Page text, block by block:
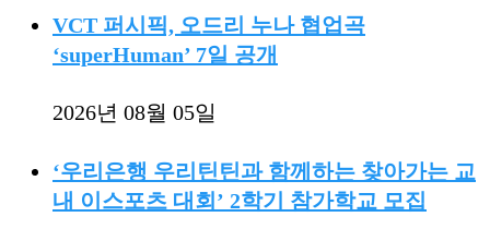
VCT 퍼시픽, 오드리 누나 협업곡
‘superHuman’ 7일 공개
2026년 08월 05일
‘우리은행 우리틴틴과 함께하는 찾아가는 교
내 이스포츠 대회’ 2학기 참가학교 모집